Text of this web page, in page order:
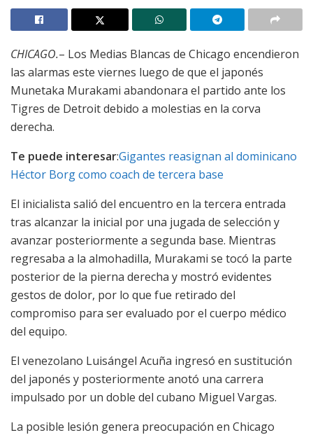
CHICAGO.– Los Medias Blancas de Chicago encendieron
las alarmas este viernes luego de que el japonés
Munetaka Murakami abandonara el partido ante los
Tigres de Detroit debido a molestias en la corva
derecha.
Te puede interesar:Gigantes reasignan al dominicano
Héctor Borg como coach de tercera base
El inicialista salió del encuentro en la tercera entrada
tras alcanzar la inicial por una jugada de selección y
avanzar posteriormente a segunda base. Mientras
regresaba a la almohadilla, Murakami se tocó la parte
posterior de la pierna derecha y mostró evidentes
gestos de dolor, por lo que fue retirado del
compromiso para ser evaluado por el cuerpo médico
del equipo.
El venezolano Luisángel Acuña ingresó en sustitución
del japonés y posteriormente anotó una carrera
impulsado por un doble del cubano Miguel Vargas.
La posible lesión genera preocupación en Chicago